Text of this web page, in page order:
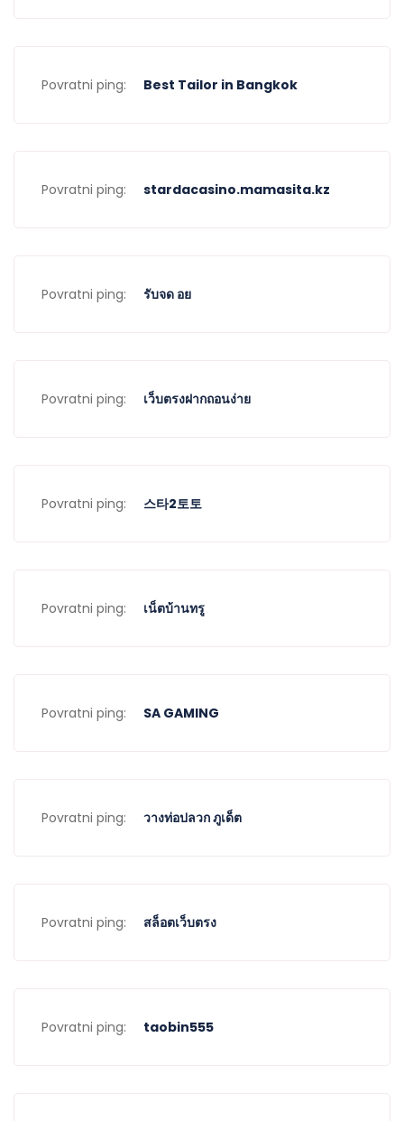
Povratni ping: Best Tailor in Bangkok
Povratni ping: stardacasino.mamasita.kz
Povratni ping: รับจด อย
Povratni ping: เว็บตรงฝากถอนง่าย
Povratni ping: 스타2토토
Povratni ping: เน็ตบ้านทรู
Povratni ping: SA GAMING
Povratni ping: วางท่อปลวก ภูเด็ต
Povratni ping: สล็อตเว็บตรง
Povratni ping: taobin555